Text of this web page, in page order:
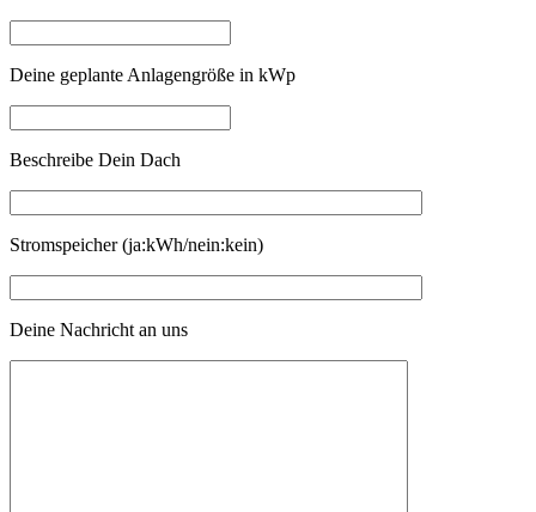
Deine geplante Anlagengröße in kWp
Beschreibe Dein Dach
Stromspeicher (ja:kWh/nein:kein)
Deine Nachricht an uns